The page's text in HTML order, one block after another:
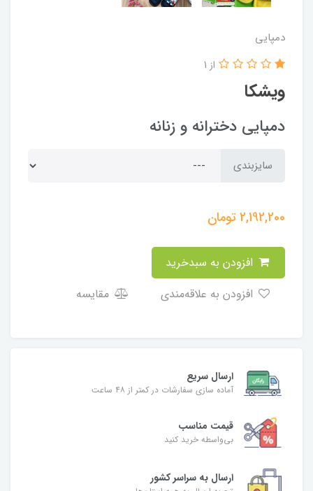
دمپایی
ویشکا
از 1
دمپایی دخترانه و زنانه
سایزبندی
2,192,200تومان
مقایسه
ارسال سریع
آماده سازی سفارشات در کمتر از ۴۸ ساعت
قیمت مناسب
بی‌واسطه خرید کنید
ارسال به سراسر کشور